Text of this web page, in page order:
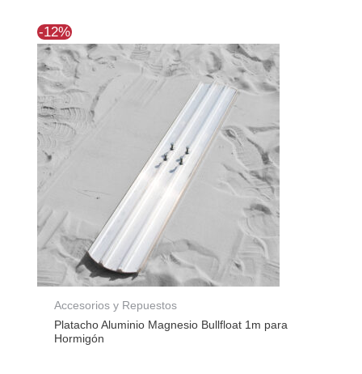
-12%
Accesorios y Repuestos
Platacho Aluminio Magnesio Bullfloat 1m para
Hormigón
precio
original
era:
$128.086.
precio
actual
es:
$113.132.